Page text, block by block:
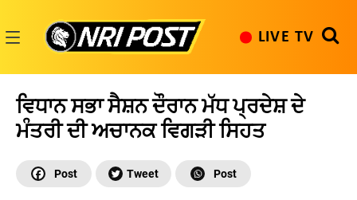
content
LIVE TV
ਵਿਧਾਨ ਸਭਾ ਸੈਸ਼ਨ ਦੌਰਾਨ ਮੱਧ ਪ੍ਰਦੇਸ਼ ਦੇ
ਮੰਤਰੀ ਦੀ ਅਚਾਨਕ ਵਿਗੜੀ ਸਿਹਤ